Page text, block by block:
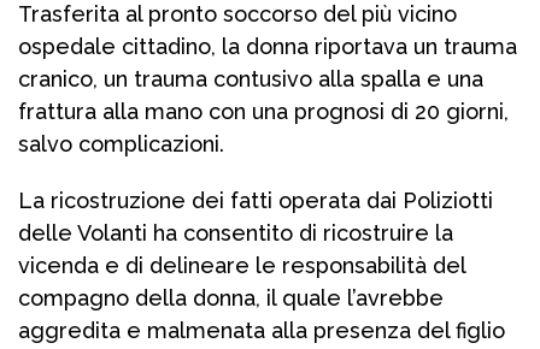
Trasferita al pronto soccorso del più vicino
ospedale cittadino, la donna riportava un trauma
cranico, un trauma contusivo alla spalla e una
frattura alla mano con una prognosi di 20 giorni,
salvo complicazioni.
La ricostruzione dei fatti operata dai Poliziotti
delle Volanti ha consentito di ricostruire la
vicenda e di delineare le responsabilità del
compagno della donna, il quale l’avrebbe
aggredita e malmenata alla presenza del figlio